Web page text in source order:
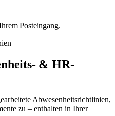
Posteingang.
& HR-
Abwesenheitsrichtlinien,
zu – enthalten in Ihrer